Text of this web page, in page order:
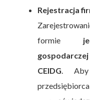
Rejestracja
formie
gospodarczej
CEIDG .